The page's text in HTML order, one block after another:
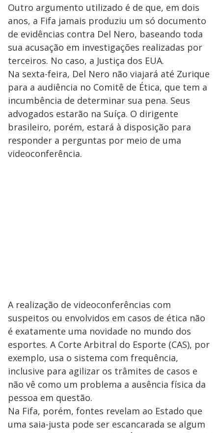
Outro argumento utilizado é de que, em dois
anos, a Fifa jamais produziu um só documento
de evidências contra Del Nero, baseando toda
sua acusação em investigações realizadas por
terceiros. No caso, a Justiça dos EUA.
Na sexta-feira, Del Nero não viajará até Zurique
para a audiência no Comitê de Ética, que tem a
incumbência de determinar sua pena. Seus
advogados estarão na Suíça. O dirigente
brasileiro, porém, estará à disposição para
responder a perguntas por meio de uma
videoconferência.
A realização de videoconferências com
suspeitos ou envolvidos em casos de ética não
é exatamente uma novidade no mundo dos
esportes. A Corte Arbitral do Esporte (CAS), por
exemplo, usa o sistema com frequência,
inclusive para agilizar os trâmites de casos e
não vê como um problema a ausência física da
pessoa em questão.
Na Fifa, porém, fontes revelam ao Estado que
uma saia-justa pode ser escancarada se algum